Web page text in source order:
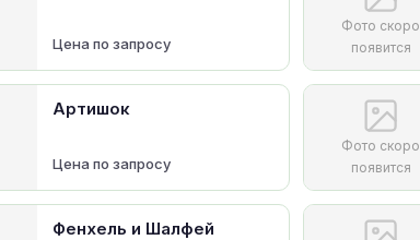
Цена по запросу
Фото скоро
появится
Артишок
Цена по запросу
Фото скоро
появится
Фенхель и Шалфей